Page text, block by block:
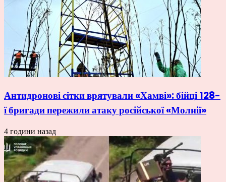
Антидронові сітки врятували «Хамві»: бійці 128-
ї бригади пережили атаку російської «Молнії»
4 години назад